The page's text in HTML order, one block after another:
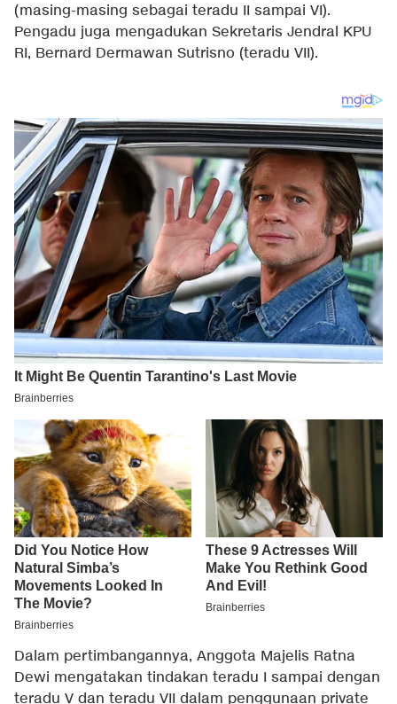
(masing-masing sebagai teradu II sampai VI).
Pengadu juga mengadukan Sekretaris Jendral KPU
RI, Bernard Dermawan Sutrisno (teradu VII).
Dalam pertimbangannya, Anggota Majelis Ratna
Dewi mengatakan tindakan teradu I sampai dengan
teradu V dan teradu VII dalam penggunaan private